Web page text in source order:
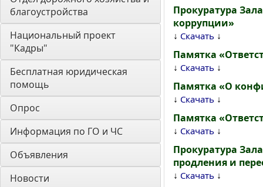
благоустройства
Национальный проект
"Кадры"
Бесплатная юридическая
помощь
Опрос
Информация по ГО и ЧС
Объявления
Новости
Прокуратура
коррупции»
↓ Скачать ↓
Памятка
↓ Скачать ↓
Памятка «О
↓ Скачать ↓
Памятка
↓ Скачать ↓
Прокуратура
продления и
↓ Скачать ↓